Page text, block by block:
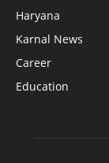
Haryana
Karnal News
Career
Education